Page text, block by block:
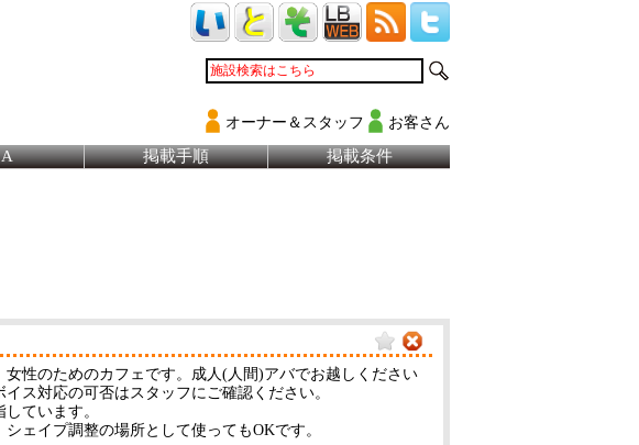
オーナー＆スタッフ お客さん
掲載手順 掲載条件
性のためのカフェです。成人(人間)アバでお越しください
ス対応の可否はスタッフにご確認ください。
ています。
ェイプ調整の場所として使ってもOKです。